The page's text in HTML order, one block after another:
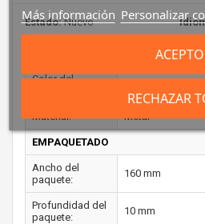
Estado:Nuevo
Color del
Material: Metal
EMPAQUETADO
Ancho del
paquete:
160 mm
Profundidad del
paquete:
10 mm
Más información Personalizar
RECHAZAR
ACEPTO